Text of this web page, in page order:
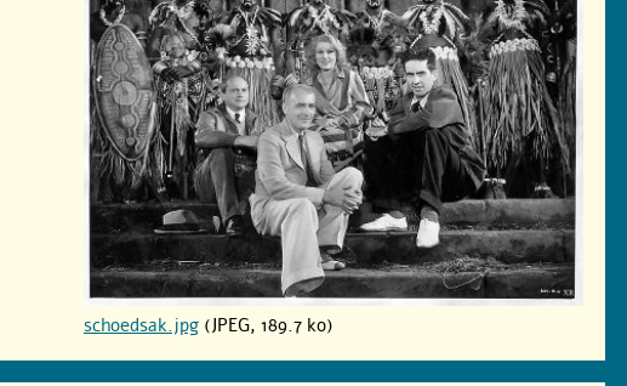
schoedsak.jpg (JPEG, 189.7 ko)